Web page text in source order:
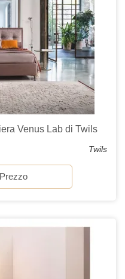
Venus Lab di Twils
Twils